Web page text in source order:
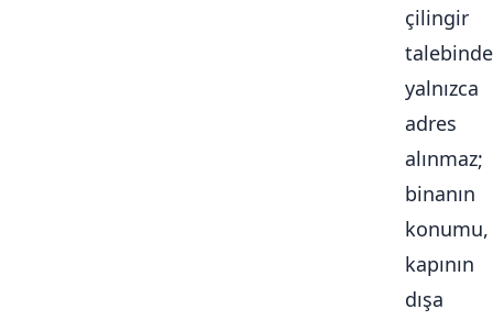
çilingir
talebinde
yalnızca
adres
alınmaz;
binanın
konumu,
kapının
dışa